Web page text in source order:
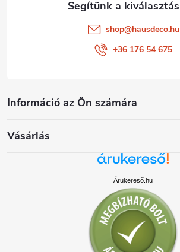
Információ az Ön számára
Vásárlás
shop@hausdeco.hu
+36 176 54 675
Árukereső.hu